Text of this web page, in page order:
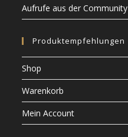
Aufrufe aus der Community
Produktempfehlungen
Shop
Warenkorb
Mein Account